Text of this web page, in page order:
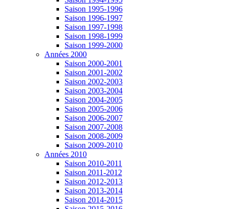
Saison 1995-1996
Saison 1996-1997
Saison 1997-1998
Saison 1998-1999
Saison 1999-2000
Années 2000
Saison 2000-2001
Saison 2001-2002
Saison 2002-2003
Saison 2003-2004
Saison 2004-2005
Saison 2005-2006
Saison 2006-2007
Saison 2007-2008
Saison 2008-2009
Saison 2009-2010
Années 2010
Saison 2010-2011
Saison 2011-2012
Saison 2012-2013
Saison 2013-2014
Saison 2014-2015